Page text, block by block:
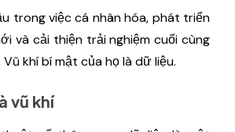
trong việc cá nhân hóa, phát triển
và cải thiện trải nghiệm cuối cùng
khí bí mật của họ là dữ liệu.
vũ khí